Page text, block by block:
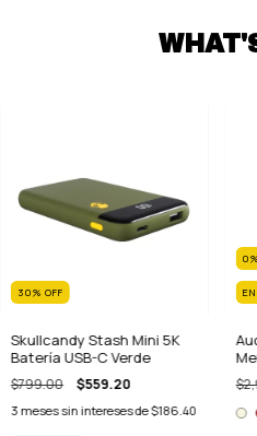
30% OFF
Skullcandy Stash Mini 5K
Batería USB-C Verde
$799.00 $559.20
3 meses sin intereses de$186.40
0%